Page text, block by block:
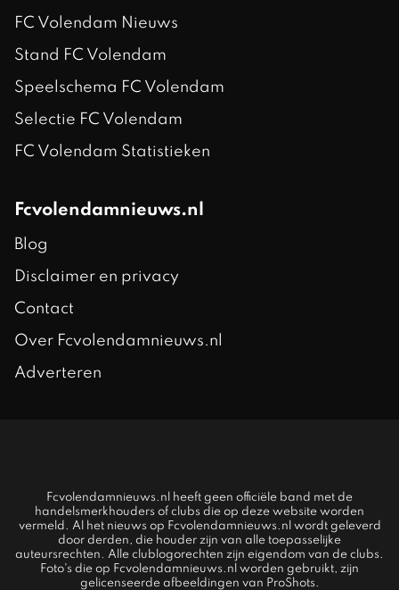
FC Volendam Nieuws
Stand FC Volendam
Speelschema FC Volendam
Selectie FC Volendam
FC Volendam Statistieken
Fcvolendamnieuws.nl
Blog
Disclaimer en privacy
Contact
Over Fcvolendamnieuws.nl
Adverteren
Fcvolendamnieuws.nl heeft geen officiële band met de
handelsmerkhouders of clubs die op deze website worden
vermeld. Al het nieuws op Fcvolendamnieuws.nl wordt geleverd
door derden, die houder zijn van alle toepasselijke
auteursrechten. Alle clublogorechten zijn eigendom van de clubs.
Foto's die op Fcvolendamnieuws.nl worden gebruikt, zijn
gelicenseerde afbeeldingen van ProShots.